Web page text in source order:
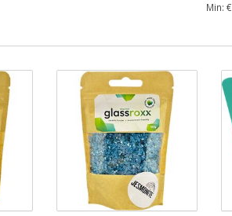
Min: €